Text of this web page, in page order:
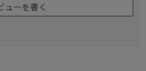
ューを書く